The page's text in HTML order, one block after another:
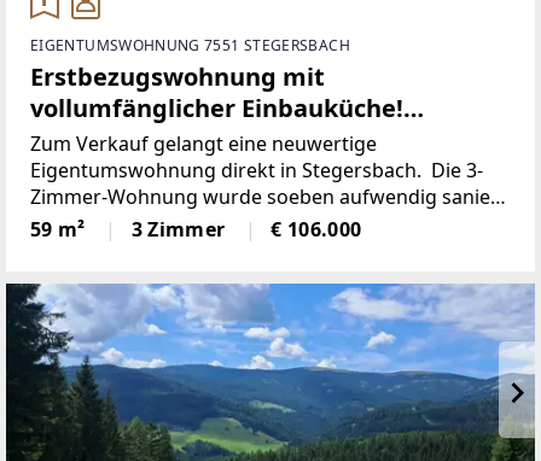
EIGENTUMSWOHNUNG 7551 STEGERSBACH
Erstbezugswohnung mit
vollumfänglicher Einbauküche!
(Provisionsfrei)
Zum Verkauf gelangt eine neuwertige
Eigentumswohnung direkt in Stegersbach. Die 3-
Zimmer-Wohnung wurde soeben aufwendig saniert.
So wurde unter anderem dieElektronik gänzlich
erneuert und für einen niedrigen
59 m² 3 Zimmer € 106.000